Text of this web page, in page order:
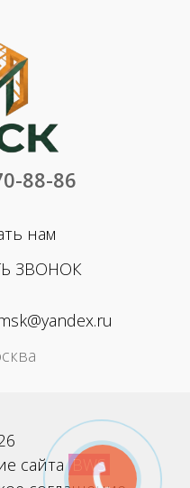
88-86
нам
ЗВОНОК
сайтаBWS